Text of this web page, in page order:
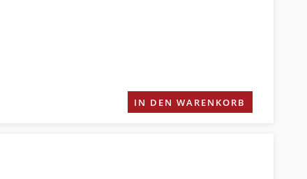
IN DEN WARENKORB